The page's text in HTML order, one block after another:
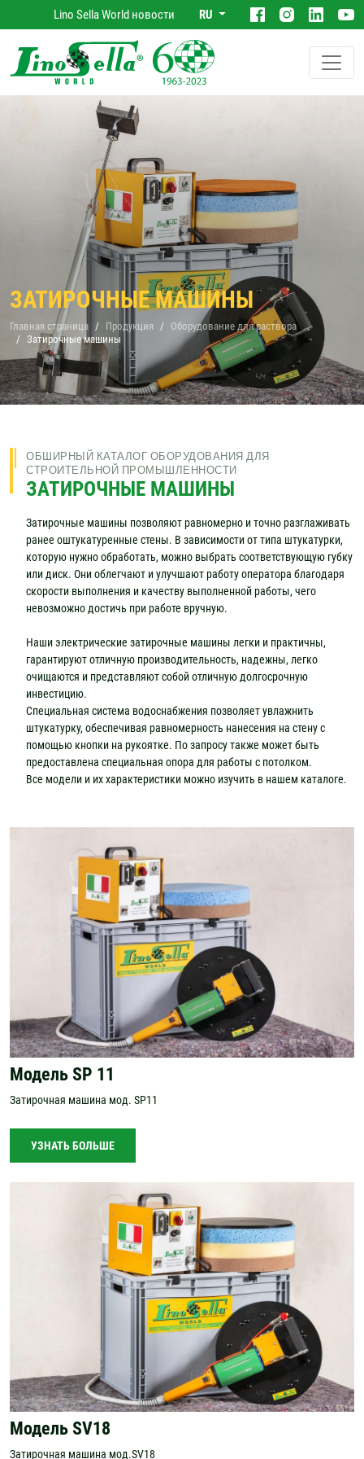
Lino Sella World новости RU
ЗАТИРОЧНЫЕ МАШИНЫ
Главная страница Продукция
Оборудование для раствора
Затирочные машины
ОБШИРНЫЙ КАТАЛОГ ОБОРУДОВАНИЯ ДЛЯ
СТРОИТЕЛЬНОЙ ПРОМЫШЛЕННОСТИ
ЗАТИРОЧНЫЕ МАШИНЫ
Затирочные машины позволяют равномерно и точно разглаживать
ранее оштукатуренные стены. В зависимости от типа штукатурки,
которую нужно обработать, можно выбрать соответствующую губку
или диск. Они облегчают и улучшают работу оператора благодаря
скорости выполнения и качеству выполненной работы, чего
невозможно достичь при работе вручную.
Наши электрические затирочные машины легки и практичны,
гарантируют отличную производительность, надежны, легко
очищаются и представляют собой отличную долгосрочную
инвестицию.
Специальная система водоснабжения позволяет увлажнить
штукатурку, обеспечивая равномерность нанесения на стену с
помощью кнопки на рукоятке. По запросу также может быть
предоставлена специальная опора для работы с потолком.
Все модели и их характеристики можно изучить в нашем каталоге.
Модель SP 11
Затирочная машина мод. SP11
УЗНАТЬ БОЛЬШЕ
Модель SV18
Затирочная машина мод.SV18